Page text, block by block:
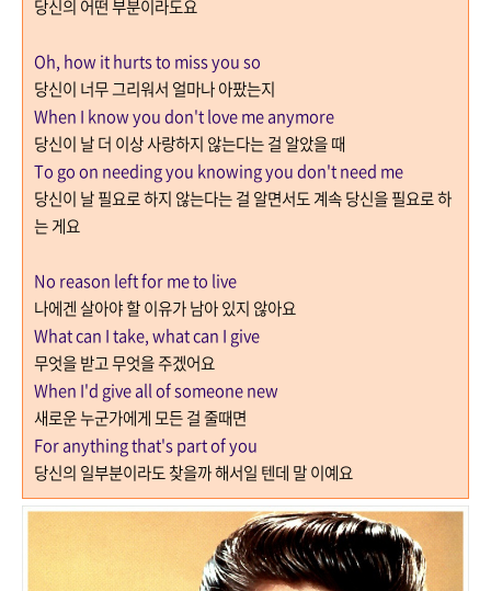
당신의 어떤 부분이라도요
Oh, how it hurts to miss you so
당신이 너무 그리워서 얼마나 아팠는지
When I know you don't love me anymore
당신이 날 더 이상 사랑하지 않는다는 걸 알았을 때
To go on needing you knowing you don't need me
당신이 날 필요로 하지 않는다는 걸 알면서도 계속 당신을 필요로 하
는 게요
No reason left for me to live
나에겐 살아야 할 이유가 남아 있지 않아요
What can I take, what can I give
무엇을 받고 무엇을 주겠어요
When I'd give all of someone new
새로운 누군가에게 모든 걸 줄때면
For anything that's part of you
당신의 일부분이라도 찾을까 해서일 텐데 말 이예요